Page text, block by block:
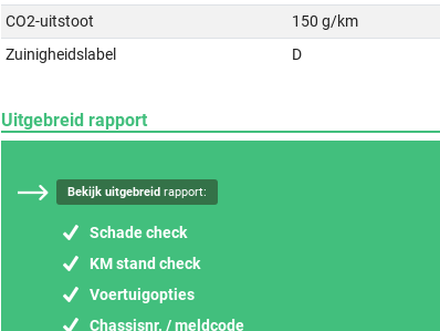
CO2-uitstoot
150 g/km
Zuinigheidslabel
D
Uitgebreid rapport
Bekijk uitgebreid rapport:
Schade check
KM stand check
Voertuigopties
Chassisnr. / meldcode